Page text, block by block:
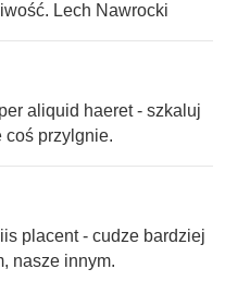
Lech Nawrocki
aliquid haeret - szkaluj
coś przylgnie.
placent - cudze bardziej
nasze innym.